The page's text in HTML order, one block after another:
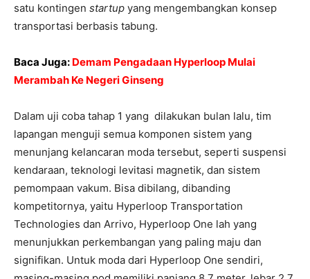
satu kontingen startup yang mengembangkan konsep
transportasi berbasis tabung.
Baca Juga: Demam Pengadaan Hyperloop Mulai
Merambah Ke Negeri Ginseng
Dalam uji coba tahap 1 yang dilakukan bulan lalu, tim
lapangan menguji semua komponen sistem yang
menunjang kelancaran moda tersebut, seperti suspensi
kendaraan, teknologi levitasi magnetik, dan sistem
pemompaan vakum. Bisa dibilang, dibanding
kompetitornya, yaitu Hyperloop Transportation
Technologies dan Arrivo, Hyperloop One lah yang
menunjukkan perkembangan yang paling maju dan
signifikan. Untuk moda dari Hyperloop One sendiri,